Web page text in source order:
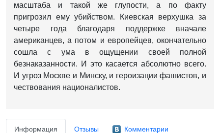
масштаба и такой же глупости, а по факту
пригрозил ему убийством. Киевская верхушка за
четыре года благодаря поддержке вначале
американцев, а потом и европейцев, окончательно
сошла с ума в ощущении своей полной
безнаказанности. И это касается абсолютно всего.
И угроз Москве и Минску, и героизации фашистов, и
чествования националистов.
Информация Отзывы Комментарии